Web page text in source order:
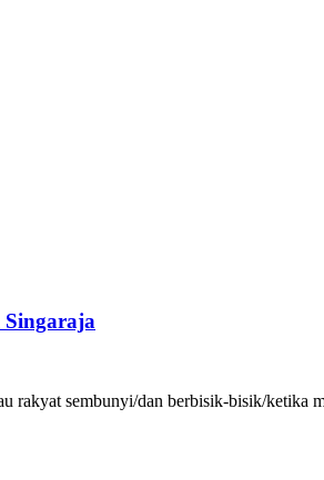
sembunyi/dan berbisik-bisik/ketika